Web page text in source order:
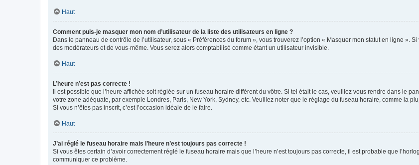
Haut
Comment puis-je masquer mon nom d’utilisateur de la liste des utilisateurs en ligne ?
Dans le panneau de contrôle de l’utilisateur, sous « Préférences du forum », vous trouverez l’option « Masquer mon statut en ligne ».
des modérateurs et de vous-même. Vous serez alors comptabilisé comme étant un utilisateur invisible.
Haut
L’heure n’est pas correcte !
Il est possible que l’heure affichée soit réglée sur un fuseau horaire différent du vôtre. Si tel était le cas, veuillez vous rendre dans le
votre zone adéquate, par exemple Londres, Paris, New York, Sydney, etc. Veuillez noter que le réglage du fuseau horaire, comme la
Si vous n’êtes pas inscrit, c’est l’occasion idéale de le faire.
Haut
J’ai réglé le fuseau horaire mais l’heure n’est toujours pas correcte !
Si vous êtes certain d’avoir correctement réglé le fuseau horaire mais que l’heure n’est toujours pas correcte, il est probable que
communiquer ce problème.